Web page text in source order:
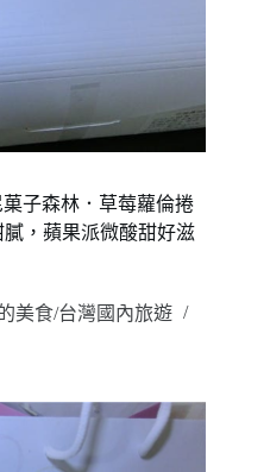
菓子森林．草莓蘿倫捲
，蘋果派微酸甜好滋
美食/台灣國內旅遊